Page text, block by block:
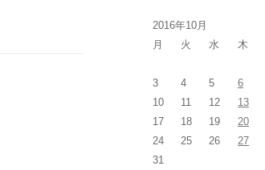
2016年10月
月
火 水 木
3
4 5 6
10
11 12 13
17
18 19 20
24
25 26 27
31